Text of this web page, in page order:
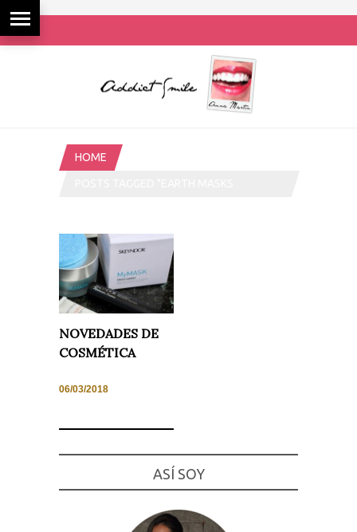
HOME
NOVEDADES DE
COSMÉTICA
06/03/2018
ASÍ SOY
cookies no